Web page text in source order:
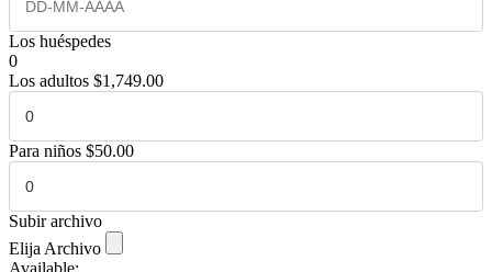
Los huéspedes
0
Los adultos $1,749.00
Para niños $50.00
Subir archivo
Elija Archivo